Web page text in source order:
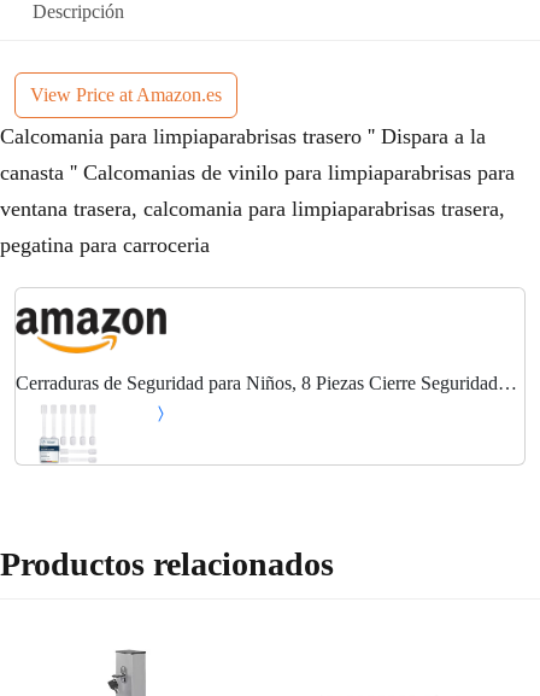
Descripción
View Price at Amazon.es
Calcomania para limpiaparabrisas trasero '' Dispara a la
canasta '' Calcomanias de vinilo para limpiaparabrisas para
ventana trasera, calcomania para limpiaparabrisas trasera,
pegatina para carroceria
Cerraduras de Seguridad para Niños, 8 Piezas Cierre Seguridad
Cajones Bebe con Adhesivo 3M, Bloqueo de Seguridad Bebés
para Armarios, Cajones, Refrigeradores...
Productos relacionados